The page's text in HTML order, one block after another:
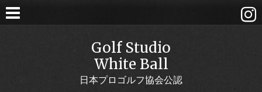
Golf Studio
White Ball
日本プロゴルフ協会公認